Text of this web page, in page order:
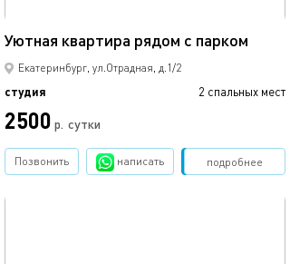
Уютная квартира рядом с парком
Екатеринбург, ул.Отрадная, д.1/2
студия 2 спальных мест
2500 р. сутки
подробнее
Позвонить написать Забронировать